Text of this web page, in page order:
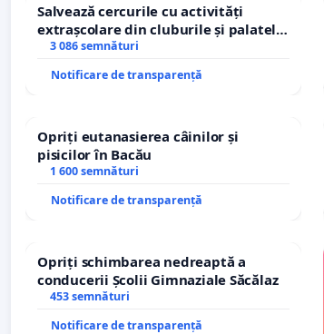
Salvează cercurile cu activități
extrașcolare din cluburile și palatele
copiilor
3 086 semnături
Notificare de transparență
Opriți eutanasierea câinilor și
pisicilor în Bacău
1 600 semnături
Notificare de transparență
Opriți schimbarea nedreaptă a
conducerii Școlii Gimnaziale Săcălaz
453 semnături
Notificare de transparență